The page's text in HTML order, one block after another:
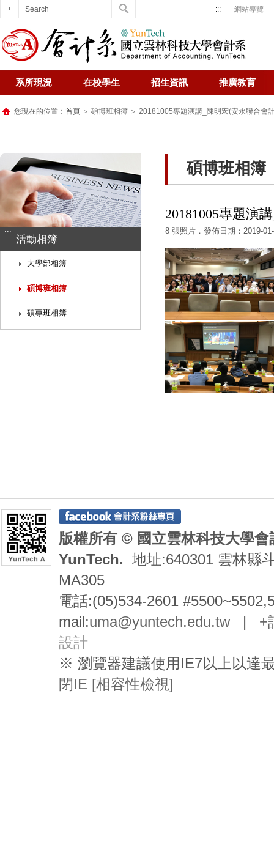
網站導覽
:::
系所現況 在校學生 招生資訊 推廣教育
您現在的位置： 首頁 ＞ 碩博班相簿 ＞ 20181005專題演講_陳明宏(安永聯合會
:::
活動相簿
大學部相簿
碩博班相簿
碩專班相簿
::: 碩博班相簿
20181005專題演
8 張照片．發佈日期：2019-
版權所有 © 國立雲林科技大學
YunTech. 地址:640301 雲林縣
MA305
電話:(05)534-2601
mail:uma@yuntech.edu.tw| +
設計
※ 瀏覽器建議使用IE7以上以達
閉IE [相容性檢視]
Search